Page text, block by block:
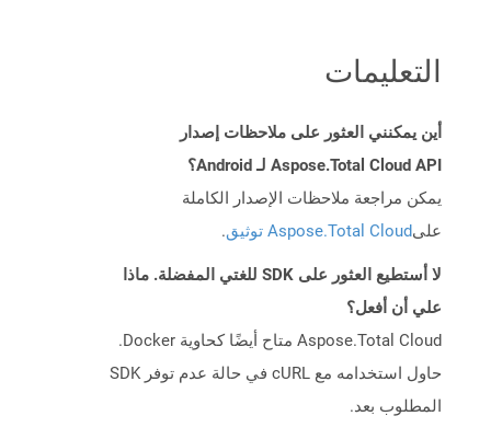
التعليمات
أين يمكنني العثور على ملاحظات إصدار
Aspose.Total Cloud API لـ Android؟
يمكن مراجعة ملاحظات الإصدار الكاملة
علىAspose.Total Cloud توثيق .
لا أستطيع العثور على SDK للغتي المفضلة. ماذا
علي أن أفعل؟
Aspose.Total Cloud متاح أيضًا كحاوية Docker.
حاول استخدامه مع cURL في حالة عدم توفر SDK
المطلوب بعد.